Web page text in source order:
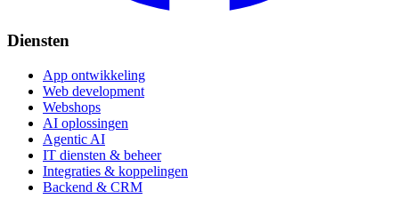
Diensten
App ontwikkeling
Web development
Webshops
AI oplossingen
Agentic AI
IT diensten & beheer
Integraties & koppelingen
Backend & CRM